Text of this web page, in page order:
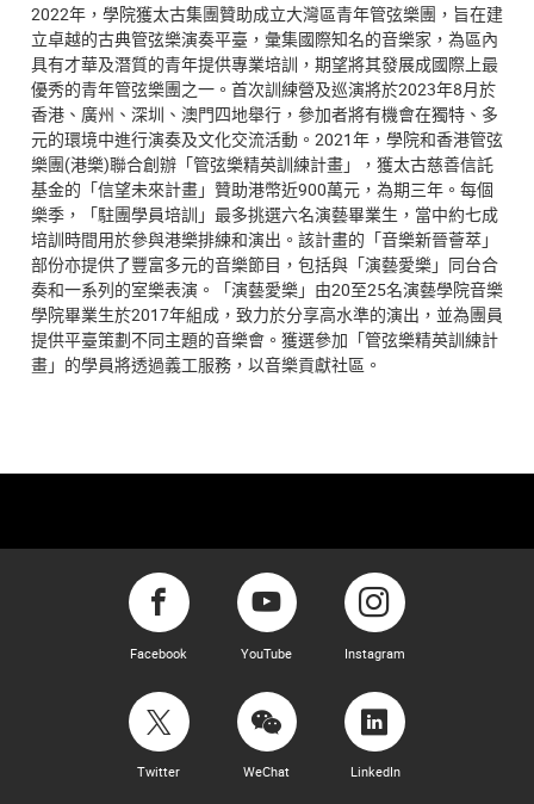
2022年，學院獲太古集團贊助成立大灣區青年管弦樂團，旨在建
立卓越的古典管弦樂演奏平臺，彙集國際知名的音樂家，為區內
具有才華及潛質的青年提供專業培訓，期望將其發展成國際上最
優秀的青年管弦樂團之一。首次訓練營及巡演將於2023年8月於
香港、廣州、深圳、澳門四地舉行，參加者將有機會在獨特、多
元的環境中進行演奏及文化交流活動。2021年，學院和香港管弦
樂團(港樂)聯合創辦「管弦樂精英訓練計畫」，獲太古慈善信託
基金的「信望未來計畫」贊助港幣近900萬元，為期三年。每個
樂季，「駐團學員培訓」最多挑選六名演藝畢業生，當中約七成
培訓時間用於參與港樂排練和演出。該計畫的「音樂新晉薈萃」
部份亦提供了豐富多元的音樂節目，包括與「演藝愛樂」同台合
奏和一系列的室樂表演。「演藝愛樂」由20至25名演藝學院音樂
學院畢業生於2017年組成，致力於分享高水準的演出，並為團員
提供平臺策劃不同主題的音樂會。獲選參加「管弦樂精英訓練計
畫」的學員將透過義工服務，以音樂貢獻社區。
Facebook YouTube Instagram
Twitter WeChat LinkedIn